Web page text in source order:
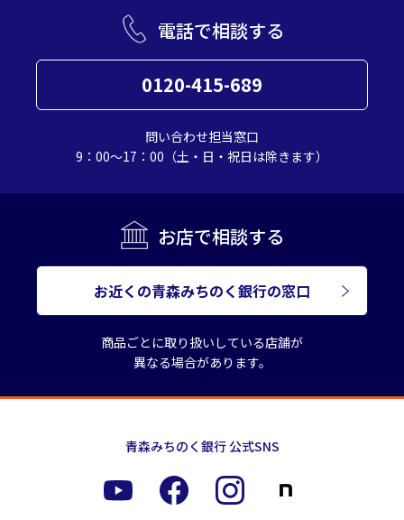
電話で相談する
0120-415-689
問い合わせ担当窓口
9：00～17：00（土・日・祝日は除きます）
お店で相談する
お近くの青森みちのく銀行の窓口
商品ごとに取り扱いしている店舗が
異なる場合があります。
青森みちのく銀行 公式SNS